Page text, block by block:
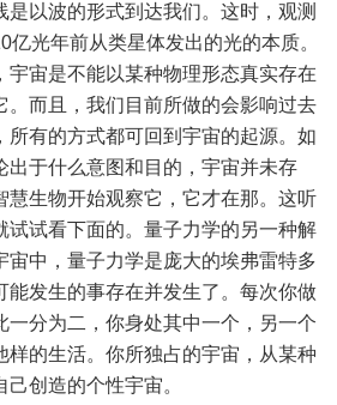
是以波的形式到达我们。这时，观测
亿光年前从类星体发出的光的本质。
宇宙是不能以某种物理形态真实存在
。而且，我们目前所做的会影响过去
所有的方式都可回到宇宙的起源。如
出于什么意图和目的，宇宙并未存
慧生物开始观察它，它才在那。这听
试试看下面的。量子力学的另一种解
宙中，量子力学是庞大的埃弗雷特多
能发生的事存在并发生了。每次你做
一分为二，你身处其中一个，另一个
样的生活。你所独占的宇宙，从某种
创造的个性宇宙。